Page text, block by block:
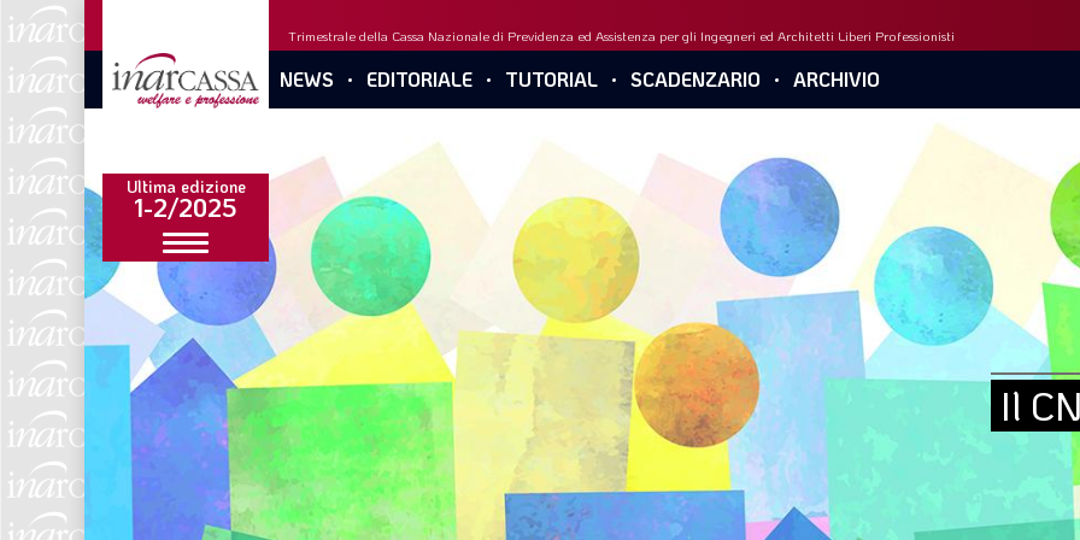
Ultima edizione
1-2/2025
Trimestrale della Cassa Nazionale di Previdenza ed Assistenza per gli Ingegneri ed Architetti Liberi Professionisti
NEWS EDITORIALE TUTORIAL SCADENZARIO ARCHIVIO
Il